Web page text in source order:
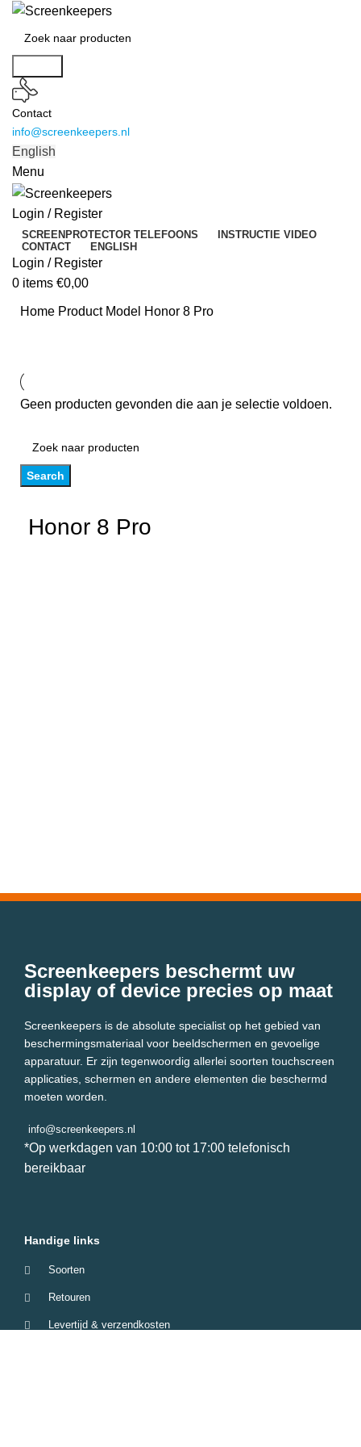
Contact
info@screenkeepers.nl
English
Menu
Login / Register
SCREENPROTECTOR TELEFOONS
INSTRUCTIE VIDEO
CONTACT
ENGLISH
Login / Register
0 items €0,00
Home Product Model Honor 8 Pro
Geen producten gevonden die aan je selectie voldoen.
Search
Honor 8 Pro
Screenkeepers beschermt uw
display of device precies op maat
Screenkeepers is de absolute specialist op het gebied van
beschermingsmateriaal voor beeldschermen en gevoelige
apparatuur. Er zijn tegenwoordig allerlei soorten touchscreen
applicaties, schermen en andere elementen die beschermd
moeten worden.
info@screenkeepers.nl
*Op werkdagen van 10:00 tot 17:00 telefonisch
bereikbaar
Handige links
Soorten
Retouren
Levertijd & verzendkosten